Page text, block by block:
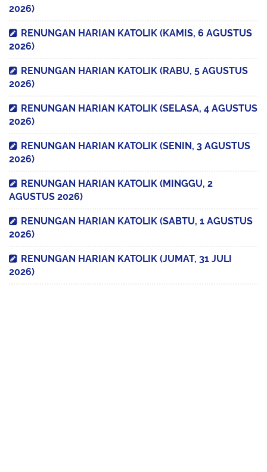
2026)
RENUNGAN HARIAN KATOLIK (KAMIS, 6 AGUSTUS
2026)
RENUNGAN HARIAN KATOLIK (RABU, 5 AGUSTUS
2026)
RENUNGAN HARIAN KATOLIK (SELASA, 4 AGUSTUS
2026)
RENUNGAN HARIAN KATOLIK (SENIN, 3 AGUSTUS
2026)
RENUNGAN HARIAN KATOLIK (MINGGU, 2
AGUSTUS 2026)
RENUNGAN HARIAN KATOLIK (SABTU, 1 AGUSTUS
2026)
RENUNGAN HARIAN KATOLIK (JUMAT, 31 JULI
2026)